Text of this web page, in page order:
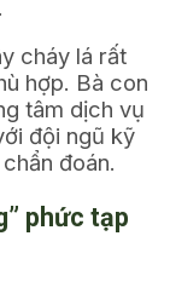
cháy lá rất
hợp. Bà con
tâm dịch vụ
đội ngũ kỹ
đoán.
phức tạp